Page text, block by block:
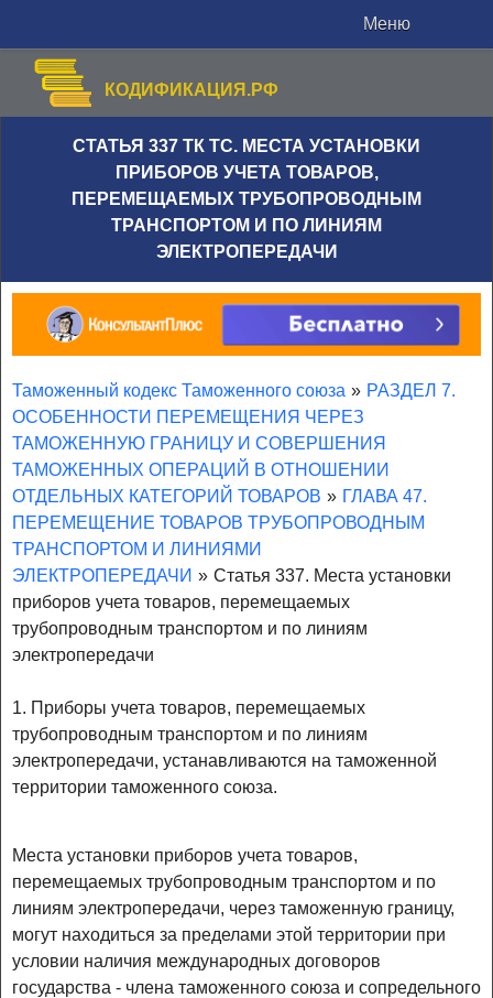
Меню
КОДИФИКАЦИЯ.РФ
СТАТЬЯ 337 ТК ТС. МЕСТА УСТАНОВКИ
ПРИБОРОВ УЧЕТА ТОВАРОВ,
ПЕРЕМЕЩАЕМЫХ ТРУБОПРОВОДНЫМ
ТРАНСПОРТОМ И ПО ЛИНИЯМ
ЭЛЕКТРОПЕРЕДАЧИ
Таможенный кодекс Таможенного союза » РАЗДЕЛ 7.
ОСОБЕННОСТИ ПЕРЕМЕЩЕНИЯ ЧЕРЕЗ
ТАМОЖЕННУЮ ГРАНИЦУ И СОВЕРШЕНИЯ
ТАМОЖЕННЫХ ОПЕРАЦИЙ В ОТНОШЕНИИ
ОТДЕЛЬНЫХ КАТЕГОРИЙ ТОВАРОВ » ГЛАВА 47.
ПЕРЕМЕЩЕНИЕ ТОВАРОВ ТРУБОПРОВОДНЫМ
ТРАНСПОРТОМ И ЛИНИЯМИ
ЭЛЕКТРОПЕРЕДАЧИ » Статья 337. Места установки
приборов учета товаров, перемещаемых
трубопроводным транспортом и по линиям
электропередачи
1. Приборы учета товаров, перемещаемых
трубопроводным транспортом и по линиям
электропередачи, устанавливаются на таможенной
территории таможенного союза.
Места установки приборов учета товаров,
перемещаемых трубопроводным транспортом и по
линиям электропередачи, через таможенную границу,
могут находиться за пределами этой территории при
условии наличия международных договоров
государства - члена таможенного союза и сопредельного